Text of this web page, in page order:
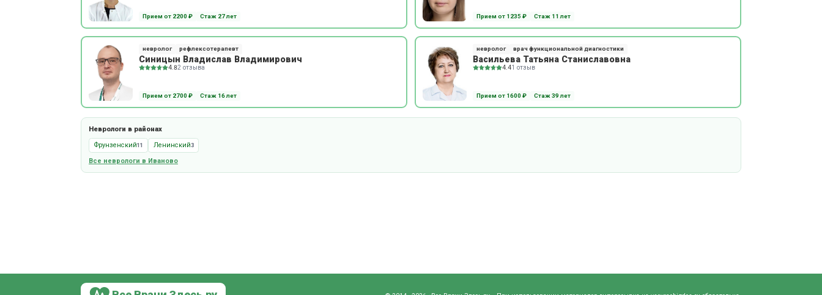
Прием от 2200 ₽ Стаж 27 лет Прием от 1235 ₽ Стаж 11 лет
невролог рефлексотерапевт
Синицын Владислав Владимирович
4.82 отзыва
Прием от 2700 ₽ Стаж 16 лет
невролог врач функциональной диагностики
Васильева Татьяна Станиславовна
4.41 отзыв
Прием от 1600 ₽ Стаж 39 лет
Неврологи в районах
Фрунзенский11 Ленинский3
Все неврологи в Иваново